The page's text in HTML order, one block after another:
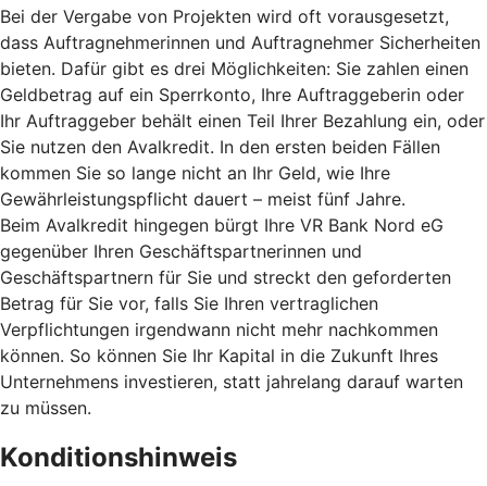
Bei der Vergabe von Projekten wird oft vorausgesetzt,
dass Auftragnehmerinnen und Auftragnehmer Sicherheiten
bieten. Dafür gibt es drei Möglichkeiten: Sie zahlen einen
Geldbetrag auf ein Sperrkonto, Ihre Auftraggeberin oder
Ihr Auftraggeber behält einen Teil Ihrer Bezahlung ein, oder
Sie nutzen den Avalkredit. In den ersten beiden Fällen
kommen Sie so lange nicht an Ihr Geld, wie Ihre
Gewährleistungspflicht dauert – meist fünf Jahre.
Beim Avalkredit hingegen bürgt Ihre VR Bank Nord eG
gegenüber Ihren Geschäftspartnerinnen und
Geschäftspartnern für Sie und streckt den geforderten
Betrag für Sie vor, falls Sie Ihren vertraglichen
Verpflichtungen irgendwann nicht mehr nachkommen
können. So können Sie Ihr Kapital in die Zukunft Ihres
Unternehmens investieren, statt jahrelang darauf warten
zu müssen.
Konditionshinweis